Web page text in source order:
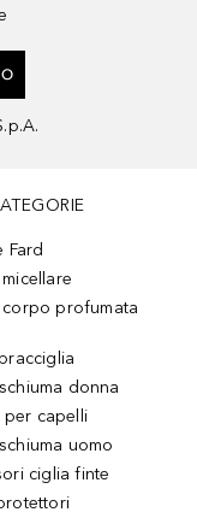
Fard
corpo profumata
donna
per capelli
uomo
ciglia finte